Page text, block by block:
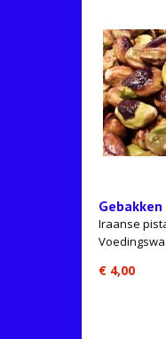
Iraanse
€ 4,00